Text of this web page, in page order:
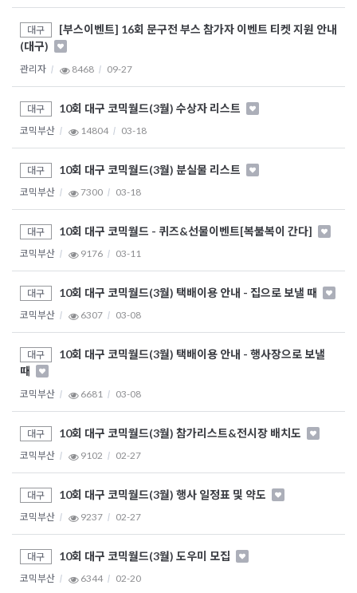
대구
[부스이벤트] 16회 문구전 부스 참가자 이벤트 티켓 지원 안내
(대구)
관리자 8468 09-27
대구 10회 대구 코믹월드(3월) 수상자 리스트
코믹부산 14804 03-18
대구 10회 대구 코믹월드(3월) 분실물 리스트
코믹부산 7300 03-18
대구 10회 대구 코믹월드 - 퀴즈&선물이벤트[복불복이 간다]
코믹부산 9176 03-11
대구 10회 대구 코믹월드(3월) 택배이용 안내 - 집으로 보낼 때
코믹부산 6307 03-08
대구
10회 대구 코믹월드(3월) 택배이용 안내 - 행사장으로 보낼
때
코믹부산 6681 03-08
대구 10회 대구 코믹월드(3월) 참가리스트&전시장 배치도
코믹부산 9102 02-27
대구 10회 대구 코믹월드(3월) 행사 일정표 및 약도
코믹부산 9237 02-27
대구 10회 대구 코믹월드(3월) 도우미 모집
코믹부산 6344 02-20